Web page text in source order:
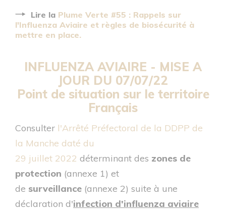
Lire la Plume Verte #55 : Rappels sur
l'Influenza Aviaire et règles de biosécurité à
mettre en place.
INFLUENZA AVIAIRE - MISE A
JOUR DU 07/07/22
Point de situation sur le territoire
Français
Consulter l'Arrêté Préfectoral de la DDPP de
la Manche daté du
29 juillet 2022 déterminant des zones de
protection (annexe 1) et
de surveillance (annexe 2) suite à une
déclaration d'infection d'influenza aviaire